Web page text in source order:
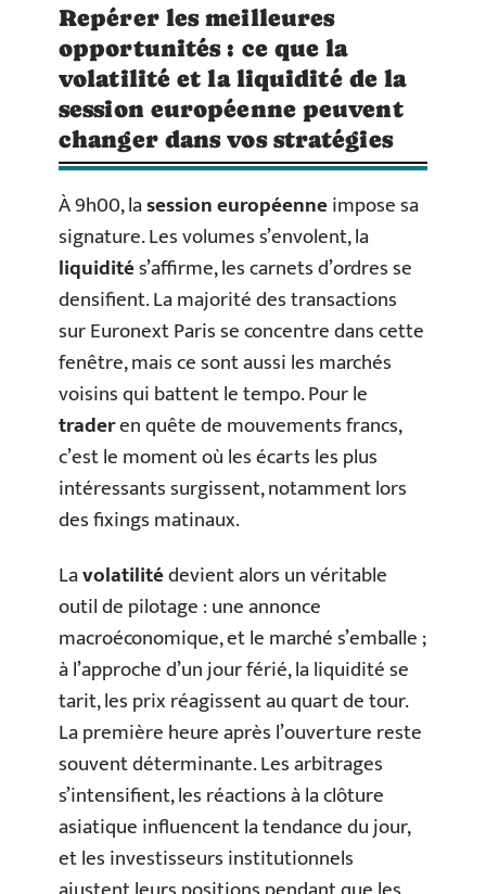
Repérer les meilleures
opportunités : ce que la
volatilité et la liquidité de la
session européenne peuvent
changer dans vos stratégies
À 9h00, lasession européenneimpose sa
signature. Les volumes s’envolent, la
liquidités’affirme, les carnets d’ordres se
densifient. La majorité des transactions
sur Euronext Paris se concentre dans cette
fenêtre, mais ce sont aussi les marchés
voisins qui battent le tempo. Pour le
traderen quête de mouvements francs,
c’est le moment où les écarts les plus
intéressants surgissent, notamment lors
des fixings matinaux.
Lavolatilitédevient alors un véritable
outil de pilotage : une annonce
macroéconomique, et le marché s’emballe ;
à l’approche d’un jour férié, la liquidité se
tarit, les prix réagissent au quart de tour.
La première heure après l’ouverture reste
souvent déterminante. Les arbitrages
s’intensifient, les réactions à la clôture
asiatique influencent la tendance du jour,
et les investisseurs institutionnels